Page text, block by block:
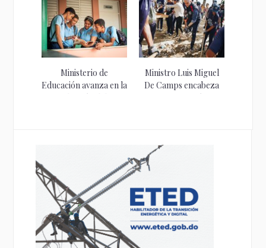
Ministerio de
Educación avanza en la
Ministro Luis Miguel
De Camps encabeza